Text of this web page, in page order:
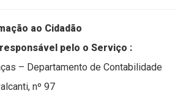
ao Cidadão
pelo o Serviço :
– Departamento de Contabilidade
nº 97